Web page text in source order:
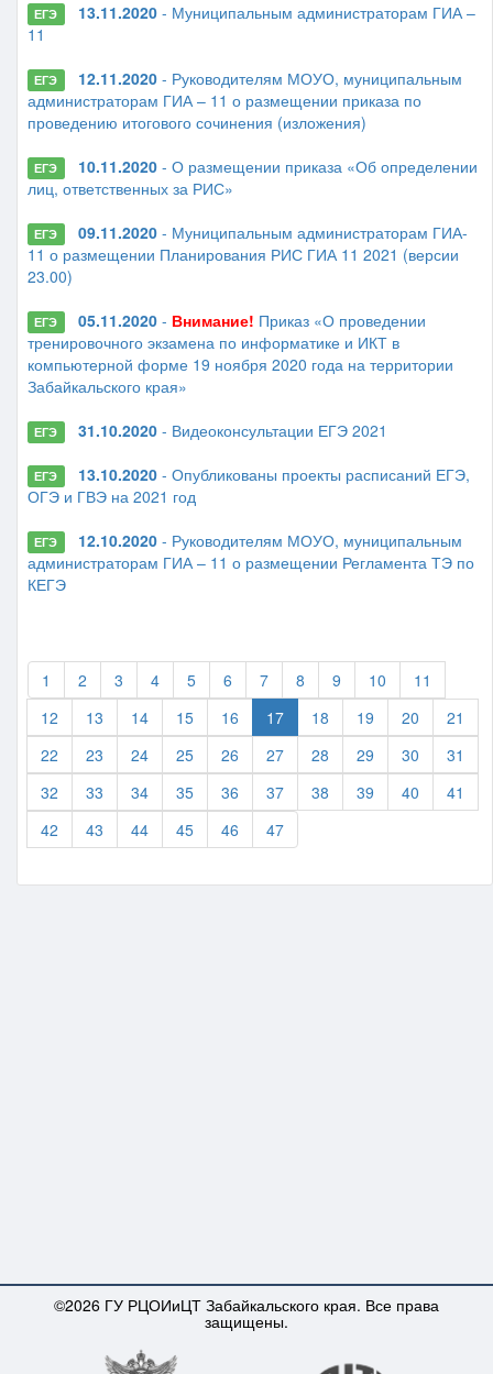
ЕГЭ 13.11.2020- Муниципальным администраторам ГИА –
11
ЕГЭ 12.11.2020- Руководителям МОУО, муниципальным
администраторам ГИА – 11 о размещении приказа по
проведению итогового сочинения (изложения)
ЕГЭ 10.11.2020- О размещении приказа «Об определении
лиц, ответственных за РИС»
ЕГЭ 09.11.2020- Муниципальным администраторам ГИА-
11 о размещении Планирования РИС ГИА 11 2021 (версии
23.00)
ЕГЭ 05.11.2020- Внимание! Приказ «О проведении
тренировочного экзамена по информатике и ИКТ в
компьютерной форме 19 ноября 2020 года на территории
Забайкальского края»
ЕГЭ 31.10.2020- Видеоконсультации ЕГЭ 2021
ЕГЭ 13.10.2020- Опубликованы проекты расписаний ЕГЭ,
ОГЭ и ГВЭ на 2021 год
ЕГЭ 12.10.2020- Руководителям МОУО, муниципальным
администраторам ГИА – 11 о размещении Регламента ТЭ по
КЕГЭ
1 2 3 4 5 6 7 8 9 10
11
12
13 14 15 16 17 18 19 20
21
22
23 24 25 26 27 28 29 30
31
32
33 34 35 36 37 38 39 40
41
42
43 44 45 46 47
©2026 ГУ РЦОИиЦТ Забайкальского края. Все права
защищены.